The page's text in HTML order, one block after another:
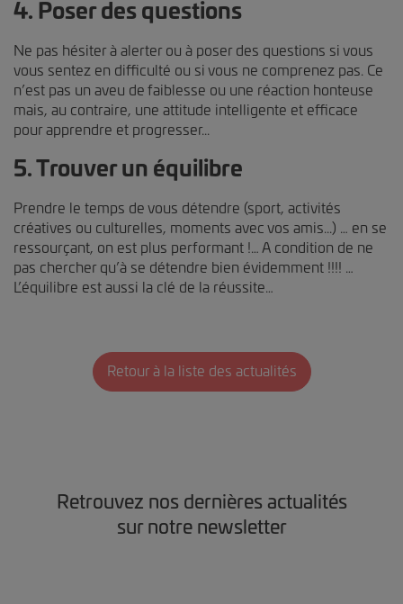
4. Poser des questions
Ne pas hésiter à alerter ou à poser des questions si vous
vous sentez en difficulté ou si vous ne comprenez pas. Ce
n’est pas un aveu de faiblesse ou une réaction honteuse
mais, au contraire, une attitude intelligente et efficace
pour apprendre et progresser...
5. Trouver un équilibre
Prendre le temps de vous détendre (sport, activités
créatives ou culturelles, moments avec vos amis...) … en se
ressourçant, on est plus performant !… A condition de ne
pas chercher qu’à se détendre bien évidemment !!!! …
L’équilibre est aussi la clé de la réussite…
Retour à la liste des actualités
Retrouvez nos dernières actualités
sur notre newsletter